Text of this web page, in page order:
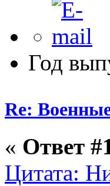
Год
Re:
« Ответ
Цитата: